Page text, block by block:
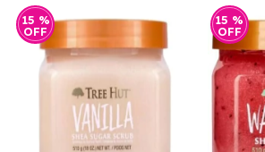
15 %
OFF
15 %
OFF